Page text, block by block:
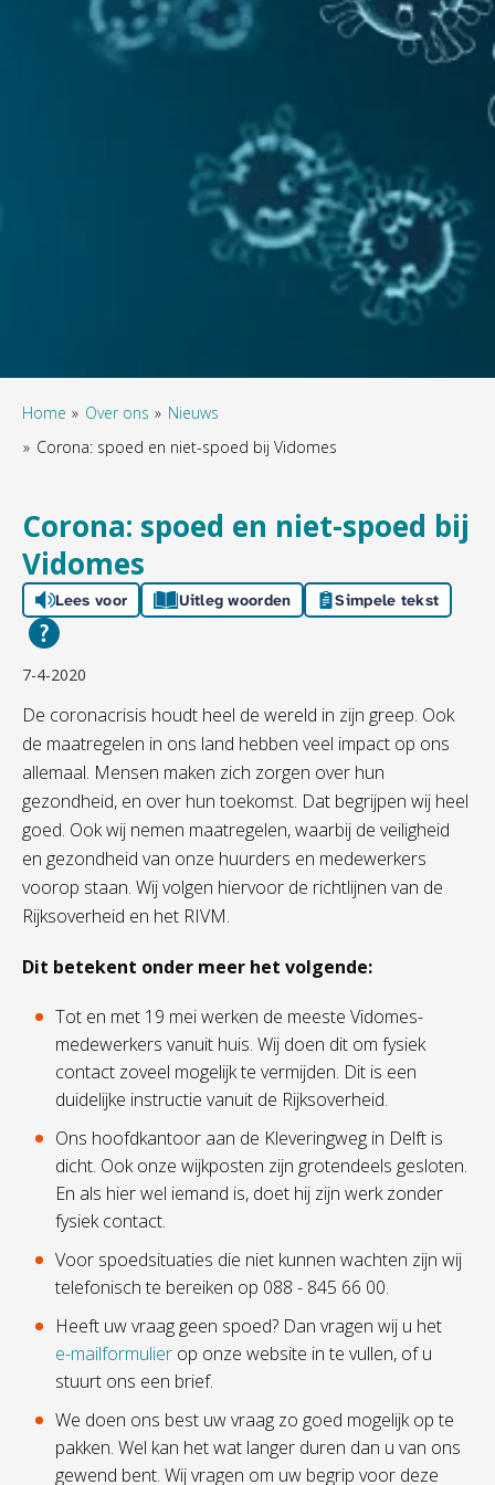
Home Over ons
Nieuws
Corona: spoed en niet-spoed bij Vidomes
Corona: spoed en niet-spoed bij
Vidomes
Lees voor Uitleg woorden Simpele tekst
7-4-2020
De coronacrisis houdt heel de wereld in zijn greep. Ook
de maatregelen in ons land hebben veel impact op ons
allemaal. Mensen maken zich zorgen over hun
gezondheid, en over hun toekomst. Dat begrijpen wij heel
goed. Ook wij nemen maatregelen, waarbij de veiligheid
en gezondheid van onze huurders en medewerkers
voorop staan. Wij volgen hiervoor de richtlijnen van de
Rijksoverheid en het RIVM.
Dit betekent onder meer het volgende:
Tot en met 19 mei werken de meeste Vidomes-
medewerkers vanuit huis. Wij doen dit om fysiek
contact zoveel mogelijk te vermijden. Dit is een
duidelijke instructie vanuit de Rijksoverheid.
Ons hoofdkantoor aan de Kleveringweg in Delft is
dicht. Ook onze wijkposten zijn grotendeels gesloten.
En als hier wel iemand is, doet hij zijn werk zonder
fysiek contact.
Voor spoedsituaties die niet kunnen wachten zijn wij
telefonisch te bereiken op 088 - 845 66 00.
Heeft uw vraag geen spoed? Dan vragen wij u het
e-mailformulier op onze website in te vullen, of u
stuurt ons een brief.
We doen ons best uw vraag zo goed mogelijk op te
pakken. Wel kan het wat langer duren dan u van ons
gewend bent. Wij vragen om uw begrip voor deze